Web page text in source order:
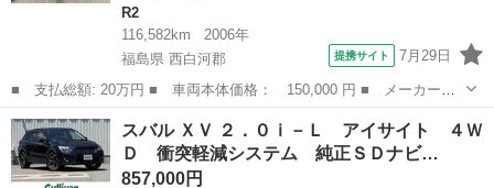
R2
116,582km
2006年
福島県 西白河郡
提携サイト 7月29日
■ 支払総額: 20万円 ■ 車両本体価格： 150,000 円 ■ メーカー
名： スバル ■ 車種名： Ｒ２ ■ グレード名： タイプＳ Ｒ
キーレスエントリー ＣＶＴ ＡＢＳ 衝突安全ボディ エアコン
パワーステアリン...
福島 西白河郡
スバル ＸＶ ２．０ｉ－Ｌ アイサイト ４Ｗ
Ｄ 衝突軽減システム 純正ＳＤナビ…
857,000円